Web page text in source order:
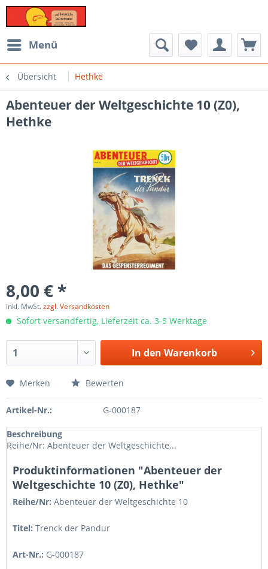
Menü
Übersicht Hethke
Abenteuer der Weltgeschichte 10 (Z0),
Hethke
8,00 € *
inkl. MwSt.zzgl. Versandkosten
Sofort versandfertig, Lieferzeit ca. 3-5 Werktage
In den Warenkorb
Merken Bewerten
Artikel-Nr.: G-000187
Beschreibung
Reihe/Nr: Abenteuer der Weltgeschichte...
Produktinformationen "Abenteuer der
Weltgeschichte 10 (Z0), Hethke"
Reihe/Nr: Abenteuer der Weltgeschichte 10
Titel: Trenck der Pandur
Art-Nr.: G-000187